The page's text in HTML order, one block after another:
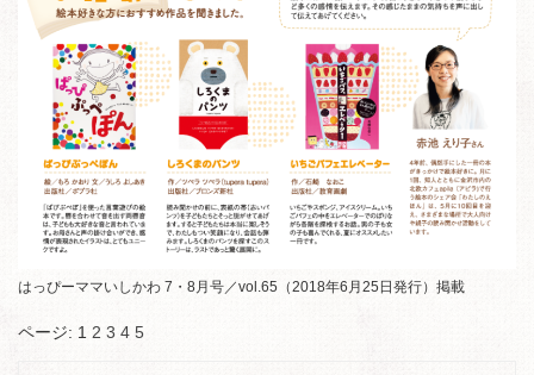
はっぴーママいしかわ 7・8月号／vol.65（2018年6月25日発行）掲載
ページ: 1 2 3 4 5